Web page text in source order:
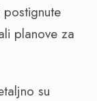
planove za
su